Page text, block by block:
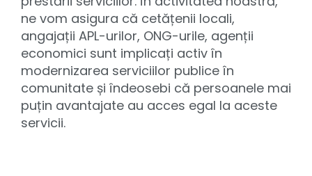
ne vom asigura că cetățenii locali,
angajații APL-urilor, ONG-urile, agenții
economici sunt implicați activ în
modernizarea serviciilor publice în
comunitate și îndeosebi că persoanele mai
puțin avantajate au acces egal la aceste
servicii.